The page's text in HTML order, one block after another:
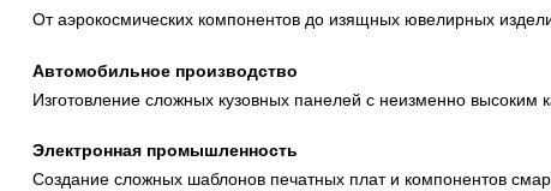
От аэрокосмических компонентов до изящных ювелирных
Автомобильное производство
Изготовление сложных кузовных панелей с неизменно
Электронная промышленность
Создание сложных шаблонов печатных плат и компонентов